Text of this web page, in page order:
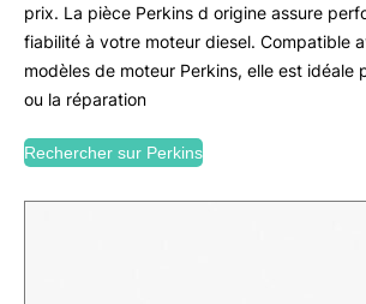
prix. La pièce Perkins d origine assure
fiabilité à votre moteur diesel. Compatible
modèles de moteur Perkins, elle est idéale
ou la réparation
Rechercher sur Perkins